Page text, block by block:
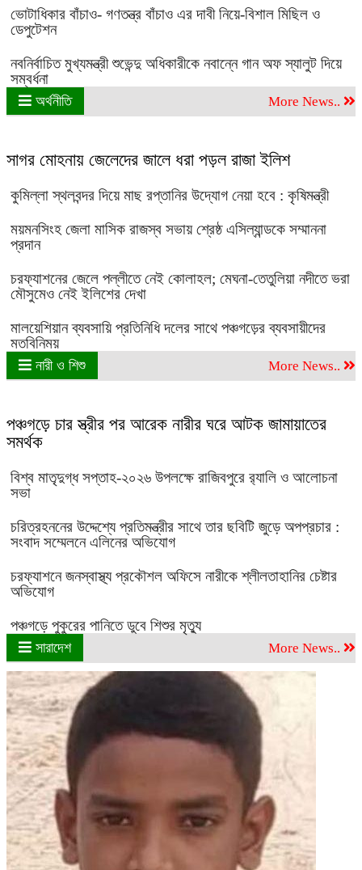
ভোটাধিকার বাঁচাও- গণতন্ত্র বাঁচাও এর দাবী নিয়ে-বিশাল মিছিল ও
ডেপুটেশন
নবনির্বাচিত মুখ্যমন্ত্রী শুভেন্দু অধিকারীকে নবান্নে গান অফ স্যালুট দিয়ে
সম্বর্ধনা
More News..
অর্থনীতি
সাগর মোহনায় জেলেদের জালে ধরা পড়ল রাজা ইলিশ
কুমিল্লা স্থলবন্দর দিয়ে মাছ রপ্তানির উদ্যোগ নেয়া হবে : কৃষিমন্ত্রী
ময়মনসিংহ জেলা মাসিক রাজস্ব সভায় শ্রেষ্ঠ এসিল্যান্ডকে সম্মাননা
প্রদান
চরফ্যাশনের জেলে পল্লীতে নেই কোলাহল; মেঘনা-তেতুলিয়া নদীতে ভরা
মৌসুমেও নেই ইলিশের দেখা
মালয়েশিয়ান ব্যবসায়ি প্রতিনিধি দলের সাথে পঞ্চগড়ের ব্যবসায়ীদের
মতবিনিময়
More News..
নারী ও শিশু
পঞ্চগড়ে চার স্ত্রীর পর আরেক নারীর ঘরে আটক জামায়াতের
সমর্থক
বিশ্ব মাতৃদুগ্ধ সপ্তাহ-২০২৬ উপলক্ষে রাজিবপুরে র‍্যালি ও আলোচনা
সভা
চরিত্রহননের উদ্দেশ্যে প্রতিমন্ত্রীর সাথে তার ছবিটি জুড়ে অপপ্রচার :
সংবাদ সম্মেলনে এলিনের অভিযোগ
চরফ্যাশনে জনস্বাস্থ্য প্রকৌশল অফিসে নারীকে শ্লীলতাহানির চেষ্টার
অভিযোগ
পঞ্চগড়ে পুকুরের পানিতে ডুবে শিশুর মৃত্যু
More News..
সারাদেশ